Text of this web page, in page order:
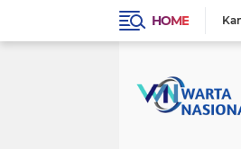
HOME